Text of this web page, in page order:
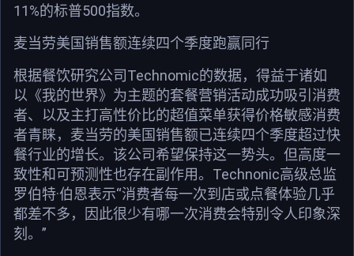
11%的标普500指数。
麦当劳美国销售额连续四个季度跑赢同行
根据餐饮研究公司Technomic的数据，得益于诸如
以《我的世界》为主题的套餐营销活动成功吸引消费
者、以及主打高性价比的超值菜单获得价格敏感消费
者青睐，麦当劳的美国销售额已连续四个季度超过快
餐行业的增长。该公司希望保持这一势头。但高度一
致性和可预测性也存在副作用。Technonic高级总监
罗伯特·伯恩表示“消费者每一次到店或点餐体验几乎
都差不多，因此很少有哪一次消费会特别令人印象深
刻。”